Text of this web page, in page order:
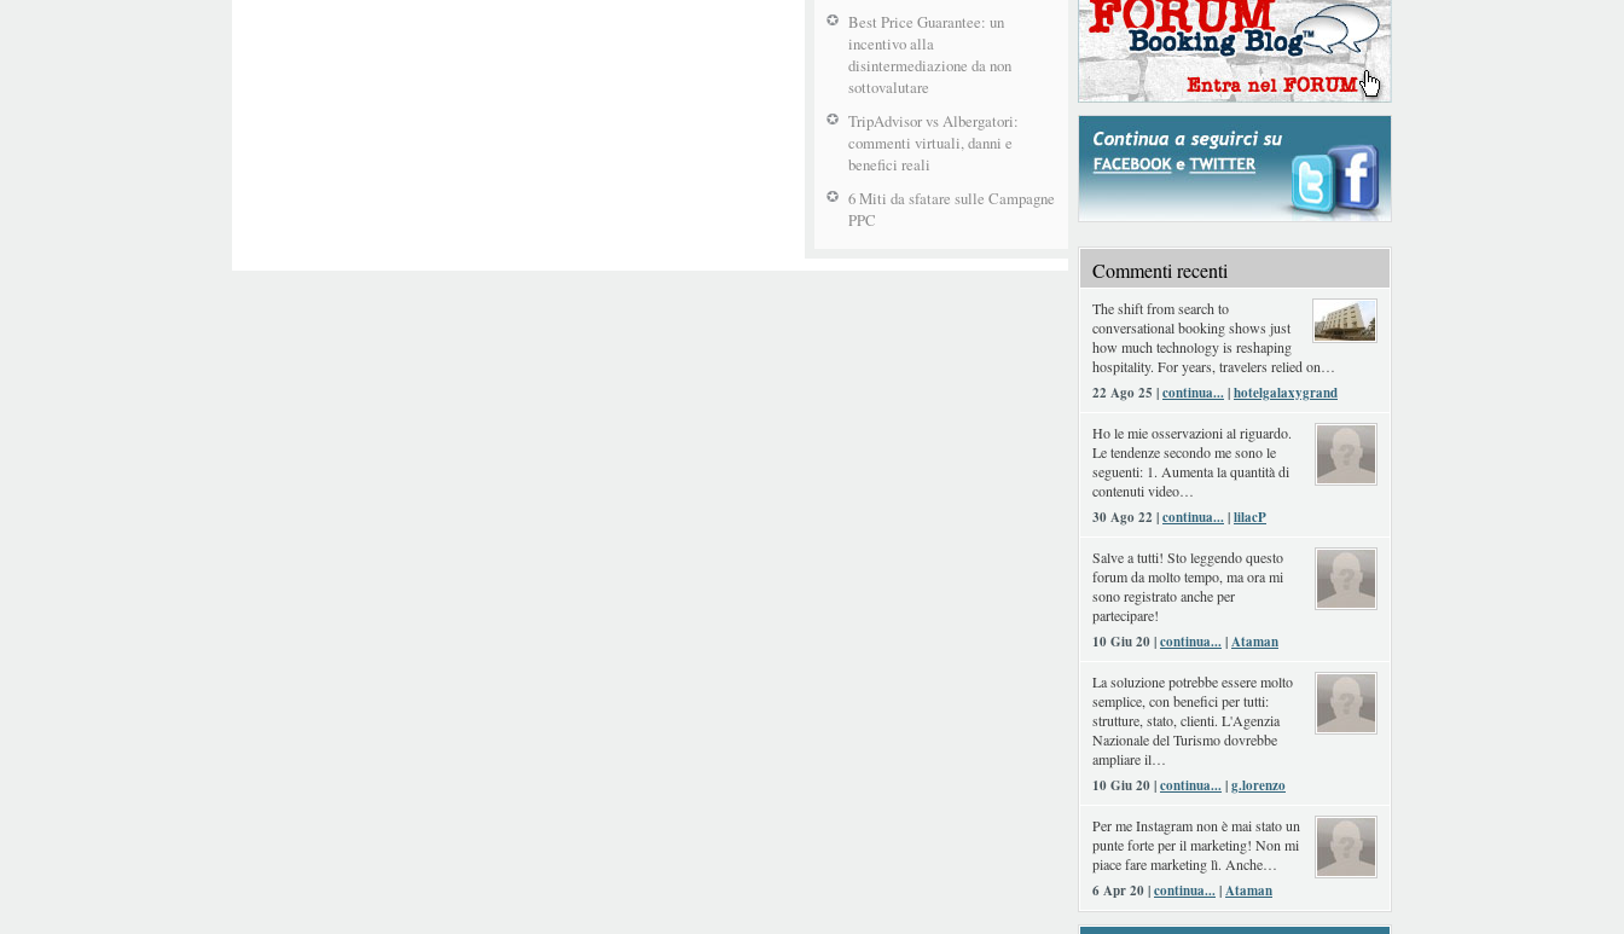
Best Price Guarantee: un
incentivo alla
disintermediazione da non
sottovalutare
TripAdvisor vs Albergatori:
commenti virtuali, danni e
benefici reali
6 Miti da sfatare sulle Campagne
PPC
Commenti recenti
The shift from search to
conversational booking shows just
how much technology is reshaping
hospitality. For years, travelers relied on…
22 Ago 25 |continua...|hotelgalaxygrand
Ho le mie osservazioni al riguardo.
Le tendenze secondo me sono le
seguenti: 1. Aumenta la quantità di
contenuti video…
30 Ago 22 |continua...|lilacP
Salve a tutti! Sto leggendo questo
forum da molto tempo, ma ora mi
sono registrato anche per
partecipare!
10 Giu 20 |continua...|Ataman
La soluzione potrebbe essere molto
semplice, con benefici per tutti:
strutture, stato, clienti. L'Agenzia
Nazionale del Turismo dovrebbe
ampliare il…
10 Giu 20 |continua...|g.lorenzo
Per me Instagram non è mai stato un
punte forte per il marketing! Non mi
piace fare marketing lì. Anche…
6 Apr 20 |continua...|Ataman